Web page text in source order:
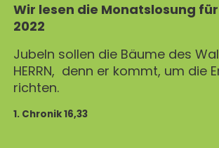
KOMMUNITÄT
MITLEBEN
GELÄNDE
CHRISTUS-PAVILLON
KLOSTER AUF ZEIT
VERANSTALTUNGEN
KALENDER
GEBET & GOTTESDIENST
ÜBERNACHTEN
Wir lesen die Monatslosung
2022
Jubeln sollen die Bäume des
HERRN, denn er kommt, um die
richten.
1. Chronik 16,33